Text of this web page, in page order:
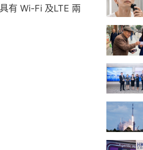
有 Wi-Fi 及LTE 兩